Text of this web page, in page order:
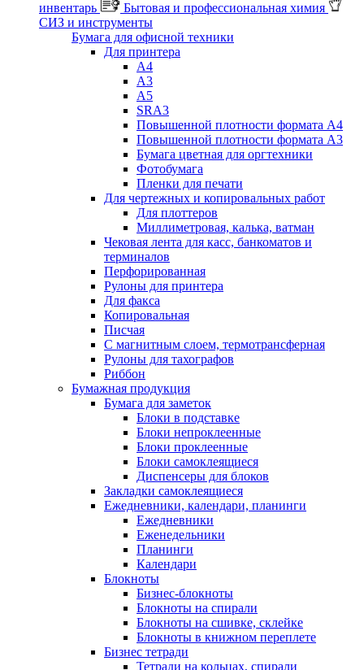
инвентарь
Бытовая и профессиональная химия
СИЗ и инструменты
Бумага для офисной техники
Для принтера
А4
А3
А5
SRA3
Повышенной плотности формата А4
Повышенной плотности формата А3
Бумага цветная для оргтехники
Фотобумага
Пленки для печати
Для чертежных и копировальных работ
Для плоттеров
Миллиметровая, калька, ватман
Чековая лента для касс, банкоматов и
терминалов
Перфорированная
Рулоны для принтера
Для факса
Копировальная
Писчая
С магнитным слоем, термотрансферная
Рулоны для тахографов
Риббон
Бумажная продукция
Бумага для заметок
Блоки в подставке
Блоки непроклеенные
Блоки проклеенные
Блоки самоклеящиеся
Диспенсеры для блоков
Закладки самоклеящиеся
Ежедневники, календари, планинги
Ежедневники
Еженедельники
Планинги
Календари
Блокноты
Бизнес-блокноты
Блокноты на спирали
Блокноты на сшивке, склейке
Блокноты в книжном переплете
Бизнес тетради
Тетради на кольцах, спирали